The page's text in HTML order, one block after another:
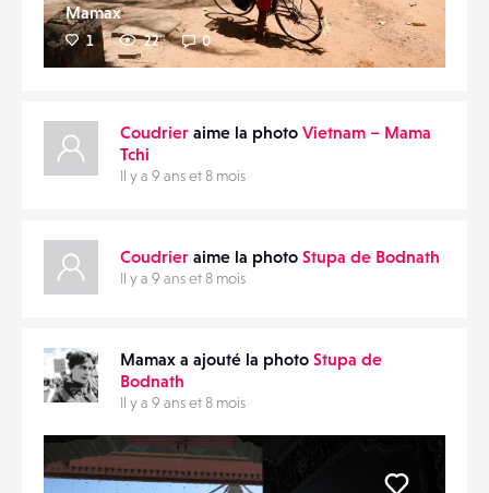
Mamax
1 22 0
Coudrier aime la photo Vietnam – Mama
Tchi
Il y a 9 ans et 8 mois
Coudrier aime la photo Stupa de Bodnath
Il y a 9 ans et 8 mois
Mamax a ajouté la photo Stupa de
Bodnath
Il y a 9 ans et 8 mois